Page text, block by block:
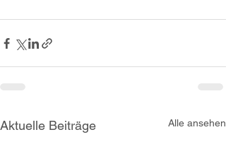
Aktuelle Beiträge Alle ansehen